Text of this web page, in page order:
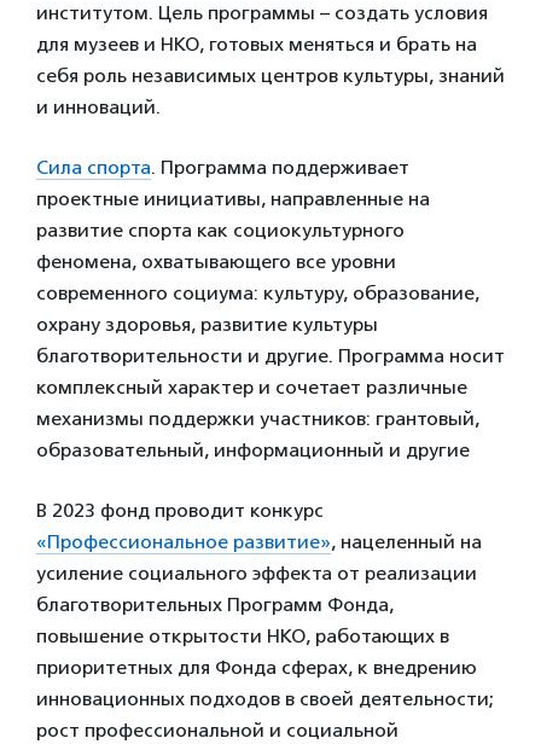
институтом. Цель программы – создать условия
для музеев и НКО, готовых меняться и брать на
себя роль независимых центров культуры, знаний
и инноваций.
Сила спорта. Программа поддерживает
проектные инициативы, направленные на
развитие спорта как социокультурного
феномена, охватывающего все уровни
современного социума: культуру, образование,
охрану здоровья, развитие культуры
благотворительности и другие. Программа носит
комплексный характер и сочетает различные
механизмы поддержки участников: грантовый,
образовательный, информационный и другие
В 2023 фонд проводит конкурс
«Профессиональное развитие», нацеленный на
усиление социального эффекта от реализации
благотворительных Программ Фонда,
повышение открытости НКО, работающих в
приоритетных для Фонда сферах, к внедрению
инновационных подходов в своей деятельности;
рост профессиональной и социальной